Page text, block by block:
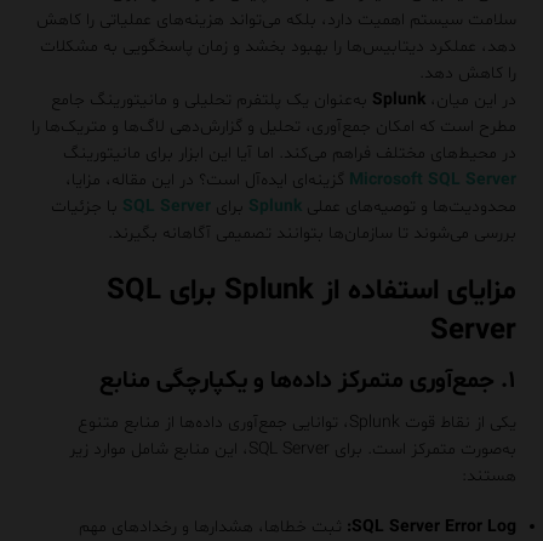
سلامت سیستم اهمیت دارد، بلکه می‌تواند هزینه‌های عملیاتی را کاهش
دهد، عملکرد دیتابیس‌ها را بهبود بخشد و زمان پاسخگویی به مشکلات
را کاهش دهد.
در این میان،Splunk به‌عنوان یک پلتفرم تحلیلی و مانیتورینگ جامع
مطرح است که امکان جمع‌آوری، تحلیل و گزارش‌دهی لاگ‌ها و متریک‌ها را
در محیط‌های مختلف فراهم می‌کند. اما آیا این ابزار برای مانیتورینگ
Microsoft SQL Server گزینه‌ای ایده‌آل است؟ در این مقاله، مزایا،
محدودیت‌ها و توصیه‌های عملیSplunk برایSQL Server با جزئیات
بررسی می‌شوند تا سازمان‌ها بتوانند تصمیمی آگاهانه بگیرند.
مزایای استفاده از Splunk برای SQL
Server
۱. جمع‌آوری متمرکز داده‌ها و یکپارچگی منابع
یکی از نقاط قوت Splunk، توانایی جمع‌آوری داده‌ها از منابع متنوع
به‌صورت متمرکز است. برای SQL Server، این منابع شامل موارد زیر
هستند:
SQL Server Error Log: ثبت خطاها، هشدارها و رخدادهای مهم